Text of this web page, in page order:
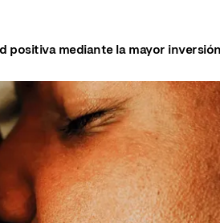
mediante la mayor